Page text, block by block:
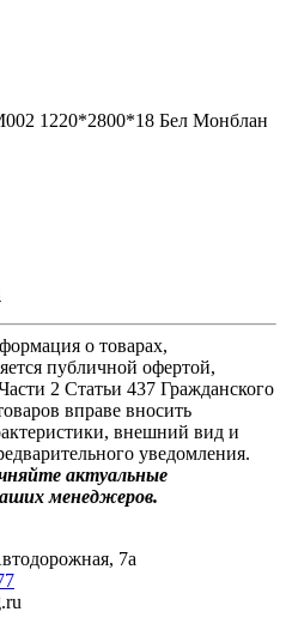
1220*2800*18 Бел Монблан
о товарах,
публичной офертой,
2 Статьи 437 Гражданского
вправе вносить
внешний вид и
уведомления.
актуальные
менеджеров.
7а